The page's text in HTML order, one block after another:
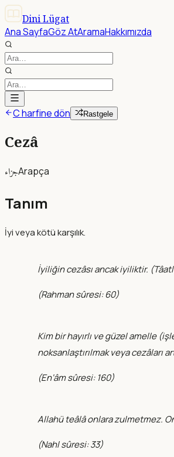
Dini Lügat
Ana SayfaGöz AtAramaHakkımızda
C harfine dön Rastgele
Cezâ
جزاءArapça
Tanım
İyi veya kötü karşılık.
İyiliğin cezâsı ancak iyiliktir.
(Rahman sûresi: 60)
Kim bir hayırlı ve güzel amelle
noksanlaştırılmak veya cezâları
(En‘âm sûresi: 160)
Allahü teâlâ onlara zulmetmez.
(Nahl sûresi: 33)